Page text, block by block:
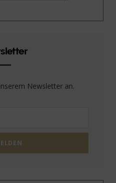
Newsletter an.